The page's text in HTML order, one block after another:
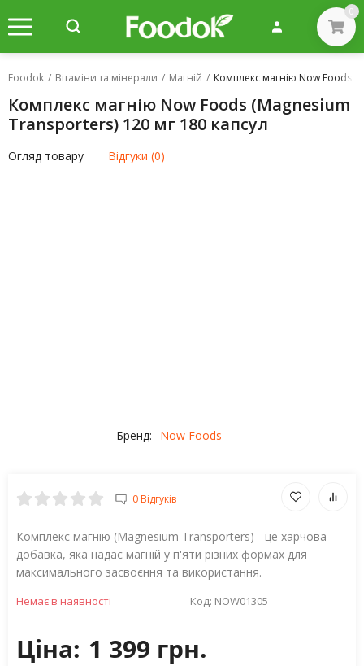
0
Foodok / Вітаміни та мінерали / Магній / Комплекс магнію Now Foods
Комплекс магнію Now Foods (Magnesium
Transporters) 120 мг 180 капсул
Огляд товару Відгуки (0)
Бренд: Now Foods
0 Відгуків
Комплекс магнію (Magnesium Transporters) - це харчова
добавка, яка надає магній у п'яти різних формах для
максимального засвоєння та використання.
Немає в наявності Код: NOW01305
Ціна: 1 399 грн.